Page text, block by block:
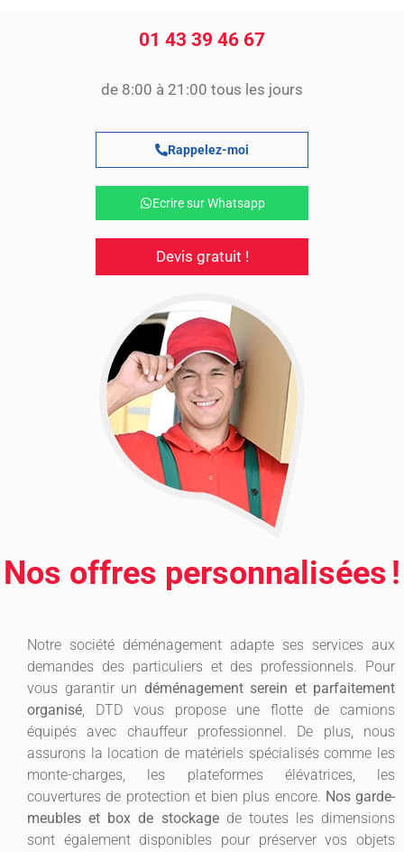
01 43 39 46 67
de 8:00 à 21:00 tous les jours
Rappelez-moi
Ecrire sur Whatsapp
Devis gratuit !
Nos offres personnalisées !
Notre société déménagement adapte ses services aux
demandes des particuliers et des professionnels. Pour
vous garantir un déménagement serein et parfaitement
organisé, DTD vous propose une flotte de camions
équipés avec chauffeur professionnel. De plus, nous
assurons la location de matériels spécialisés comme les
monte-charges, les plateformes élévatrices, les
couvertures de protection et bien plus encore. Nos garde-
meubles et box de stockagede toutes les dimensions
sont également disponibles pour préserver vos objets